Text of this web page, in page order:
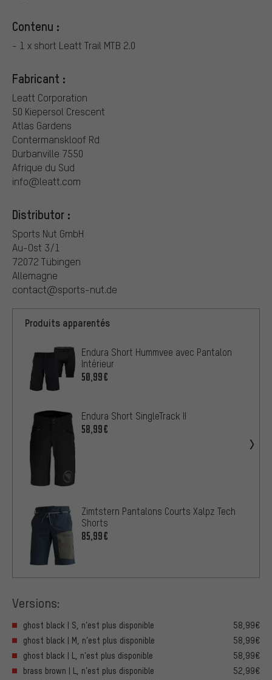
Contenu :
- 1 x short Leatt Trail MTB 2.0
Fabricant :
Leatt Corporation
50 Kiepersol Crescent
Atlas Gardens
Contermanskloof Rd
Durbanville 7550
Afrique du Sud
info@leatt.com
Distributor :
Sports Nut GmbH
Au-Ost 3/1
72072 Tübingen
Allemagne
contact@sports-nut.de
Produits apparentés
Endura Short Hummvee avec Pantalon
Intérieur
50,99€
Endura Short SingleTrack II
58,99€
Zimtstern Pantalons Courts Xalpz Tech
Shorts
85,99€
Versions:
ghost black | S, n’est plus disponible
58,99€
ghost black | M, n’est plus disponible
58,99€
ghost black | L, n’est plus disponible
58,99€
brass brown | L, n’est plus disponible
52,99€